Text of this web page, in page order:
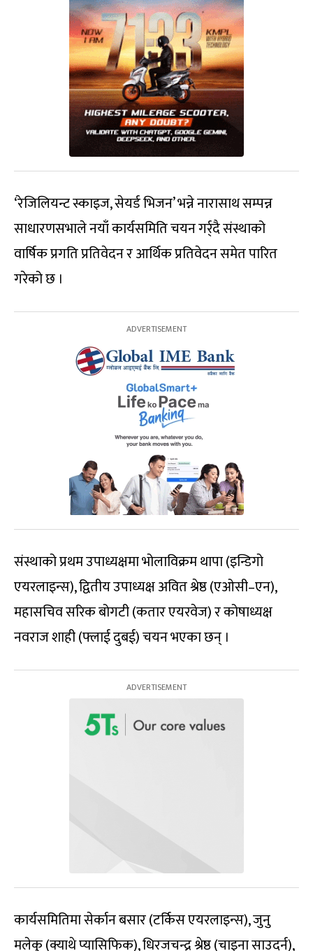
‘रेजिलियन्ट स्काइज, सेयर्ड भिजन’ भन्ने नारासाथ सम्पन्न
साधारणसभाले नयाँ कार्यसमिति चयन गर्र्दै संस्थाको
वार्षिक प्रगति प्रतिवेदन र आर्थिक प्रतिवेदन समेत पारित
गरेको छ ।
संस्थाको प्रथम उपाध्यक्षमा भोलाविक्रम थापा (इन्डिगो
एयरलाइन्स), द्वितीय उपाध्यक्ष अवित श्रेष्ठ (एओसी–एन),
महासचिव सरिक बोगटी (कतार एयरवेज) र कोषाध्यक्ष
नवराज शाही (फ्लाई दुबई) चयन भएका छन् ।
कार्यसमितिमा सेर्कान बसार (टर्किस एयरलाइन्स), जुनु
मलेकु (क्याथे प्यासिफिक), धिरजचन्द्र श्रेष्ठ (चाइना साउदर्न),